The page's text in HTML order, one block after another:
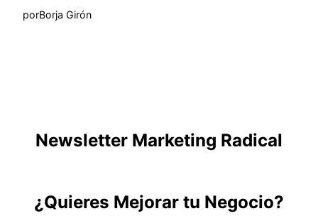
porBorja Girón
Newsletter Marketing Radical
¿Quieres Mejorar tu Negocio?